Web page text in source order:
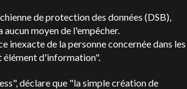
de protection des données (DSB),
aucun moyen de l'empêcher.
inexacte de la personne concernée dans les
élément d'information".
déclare que "la simple création de